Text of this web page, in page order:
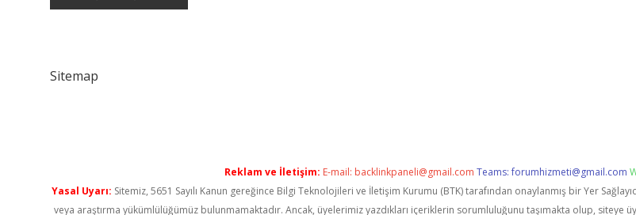
Sitemap
Reklam ve İletişim: E-mail: backlinkpaneli@gmail.com Teams:forumhizmeti@gmail.com
Yasal Uyarı: Sitemiz, 5651 Sayılı Kanun gereğince Bilgi Teknolojileri ve İletişim Kurumu (BTK) tarafından onaylanmış bir Yer
veya araştırma yükümlülüğümüz bulunmamaktadır. Ancak, üyelerimiz yazdıkları içeriklerin sorumluluğunu taşımakta olup,